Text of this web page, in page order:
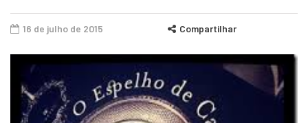
16 de julho de 2015 Compartilhar